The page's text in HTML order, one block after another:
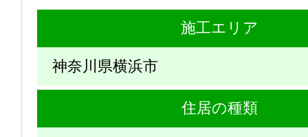
施工エリア
神奈川県横浜市
住居の種類